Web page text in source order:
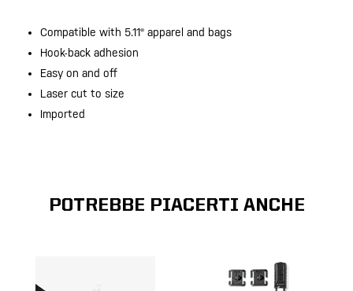
Compatible with 5.11® apparel and bags
Hook-back adhesion
Easy on and off
Laser cut to size
Imported
POTREBBE PIACERTI ANCHE